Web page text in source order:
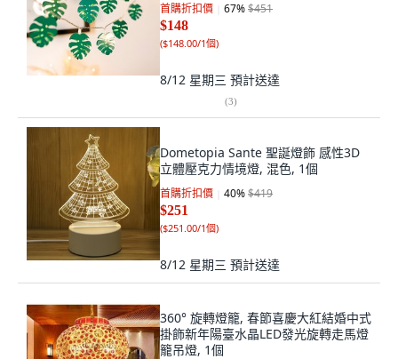
首購折扣價 67%$451
$148
($148.00/1個)
8/12 星期三 預計送達
(3)
Dometopia Sante 聖誕燈飾 感性3D
立體壓克力情境燈, 混色, 1個
首購折扣價 40%$419
$251
($251.00/1個)
8/12 星期三 預計送達
360° 旋轉燈籠, 春節喜慶大紅結婚中式
掛飾新年陽臺水晶LED發光旋轉走馬燈
籠吊燈, 1個